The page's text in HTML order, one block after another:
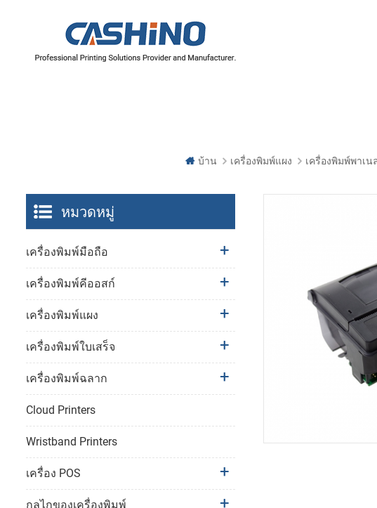
บ้าน เครื่องพิมพ์แผง เครื่องพิมพ์พาเ
หมวดหมู่
เครื่องพิมพ์มือถือ
เครื่องพิมพ์คีออสก์
เครื่องพิมพ์แผง
เครื่องพิมพ์ใบเสร็จ
เครื่องพิมพ์ฉลาก
Cloud Printers
Wristband Printers
เครื่อง POS
กลไกของเครื่องพิมพ์